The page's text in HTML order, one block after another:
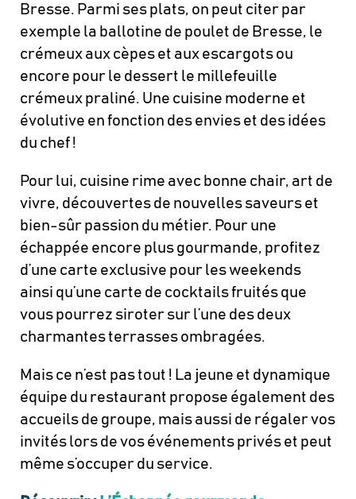
Bresse. Parmi ses plats, on peut citer par
exemple la ballotine de poulet de Bresse, le
crémeux aux cèpes et aux escargots ou
encore pour le dessert le millefeuille
crémeux praliné. Une cuisine moderne et
évolutive en fonction des envies et des idées
du chef !
Pour lui, cuisine rime avec bonne chair, art de
vivre, découvertes de nouvelles saveurs et
bien-sûr passion du métier. Pour une
échappée encore plus gourmande, profitez
d’une carte exclusive pour les weekends
ainsi qu’une carte de cocktails fruités que
vous pourrez siroter sur l’une des deux
charmantes terrasses ombragées.
Mais ce n’est pas tout ! La jeune et dynamique
équipe du restaurant propose également des
accueils de groupe, mais aussi de régaler vos
invités lors de vos événements privés et peut
même s’occuper du service.